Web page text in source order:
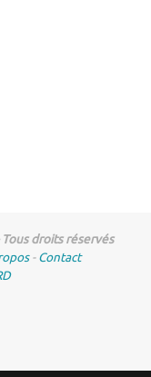
droits réservés
-Contact